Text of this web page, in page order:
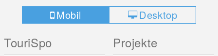
Mobil Desktop
TouriSpo Projekte